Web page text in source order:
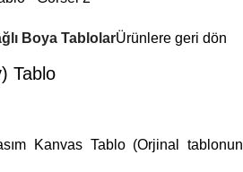
Boya TablolarÜrünlere geri dön
Tablo
Kanvas Tablo (Orjinal tablonun